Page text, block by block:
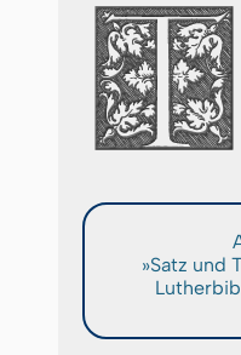
»Satz und